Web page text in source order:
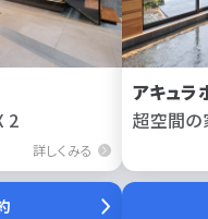
2
詳しくみる
アキュラ
超空間の